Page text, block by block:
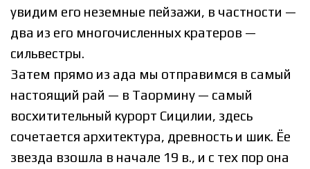
увидим его неземные пейзажи, в частности —
два из его многочисленных кратеров —
сильвестры.
Затем прямо из ада мы отправимся в самый
настоящий рай — в Таормину — самый
восхитительный курорт Сицилии, здесь
сочетается архитектура, древность и шик. Ёе
звезда взошла в начале 19 в., и с тех пор она